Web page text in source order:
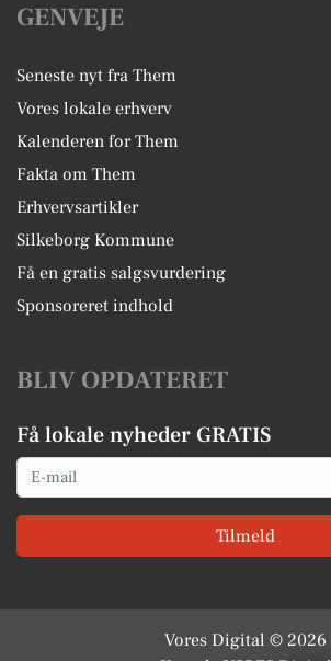
GENVEJE
Seneste nyt fra Them
Vores lokale erhverv
Kalenderen for Them
Fakta om Them
Erhvervsartikler
Silkeborg Kommune
Få en gratis salgsvurdering
Sponsoreret indhold
BLIV OPDATERET
Få lokale nyheder GRATIS
Email
Tilmeld
Vores Digital © 2026